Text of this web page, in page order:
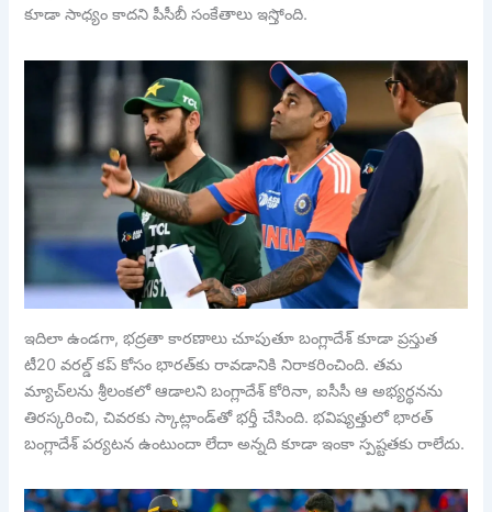
కూడా సాధ్యం కాదని పీసీబీ సంకేతాలు ఇస్తోంది.
ఇదిలా ఉండగా, భద్రతా కారణాలు చూపుతూ బంగ్లాదేశ్ కూడా ప్రస్తుత
టీ20 వరల్డ్ కప్ కోసం భారత్‌కు రావడానికి నిరాకరించింది. తమ
మ్యాచ్‌లను శ్రీలంకలో ఆడాలని బంగ్లాదేశ్ కోరినా, ఐసీసీ ఆ అభ్యర్థనను
తిరస్కరించి, చివరకు స్కాట్లాండ్‌తో భర్తీ చేసింది. భవిష్యత్తులో భారత్
బంగ్లాదేశ్ పర్యటన ఉంటుందా లేదా అన్నది కూడా ఇంకా స్పష్టతకు రాలేదు.